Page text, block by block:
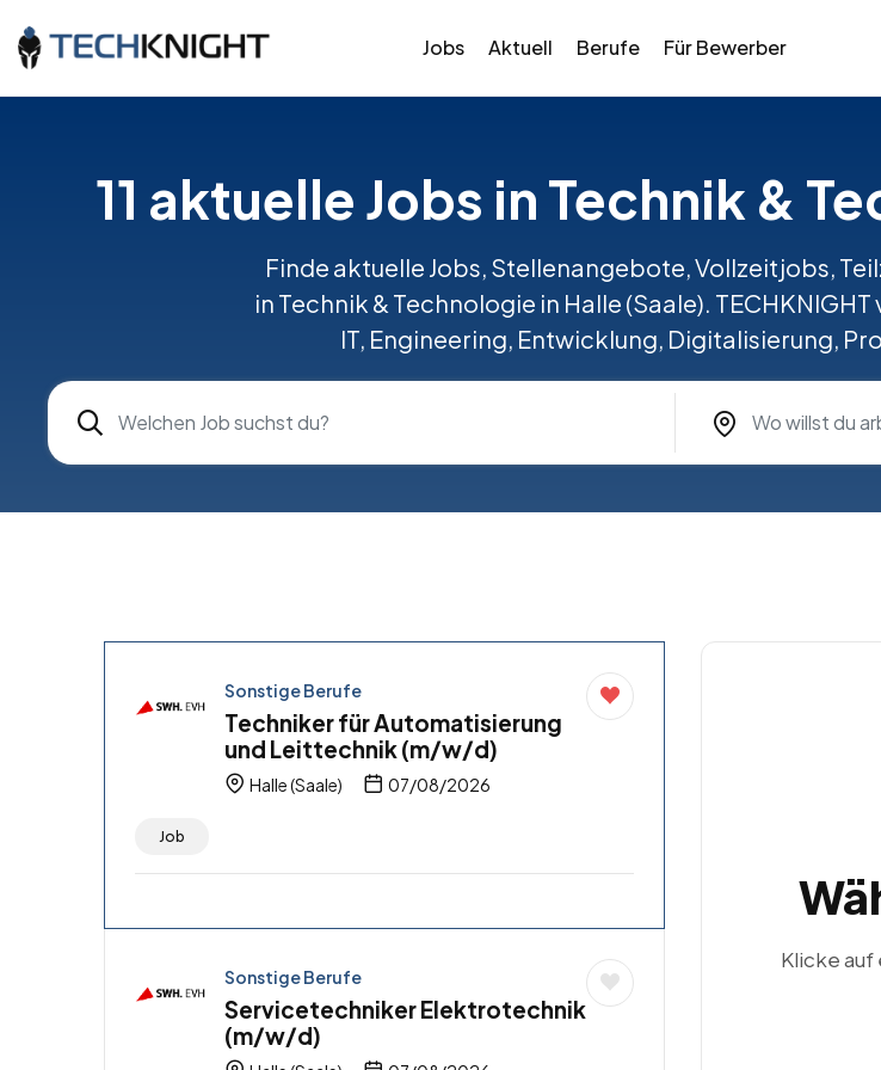
Jobs Aktuell Berufe Für Bewerber
11 aktuelle Jobs in Technik &
Finde aktuelle Jobs, Stellenangebote, Vollzeitjobs,
in Technik & Technologie in Halle (Saale).
IT, Engineering, Entwicklung, Digitalisierung,
Sonstige Berufe
Techniker für Automatisierung
und Leittechnik (m/w/d)
Halle (Saale) 07/08/2026
Job
Sonstige Berufe
Servicetechniker Elektrotechnik
(m/w/d)
Klicke auf